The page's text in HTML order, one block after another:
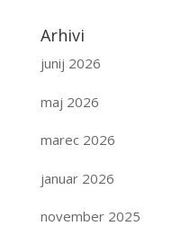
Arhivi
junij 2026
maj 2026
marec 2026
januar 2026
november 2025